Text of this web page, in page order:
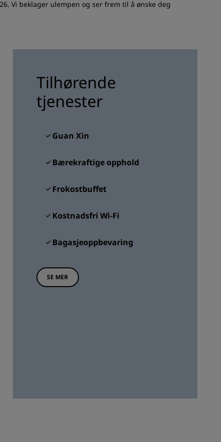
Vi beklager ulempen og ser frem til å ønske deg
Tilhørende
tjenester
Guan Xin
Bærekraftige opphold
Frokostbuffet
Kostnadsfri Wi-Fi
Bagasjeoppbevaring
SE MER